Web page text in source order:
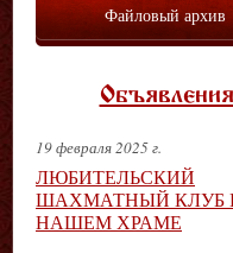
Файловый архив
Объявления
19 февраля 2025 г.
ЛЮБИТЕЛЬСКИЙ
ШАХМАТНЫЙ КЛУБ
НАШЕМ ХРАМЕ